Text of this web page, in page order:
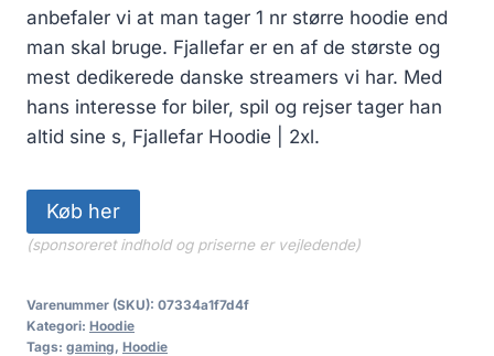
anbefaler vi at man tager 1 nr større hoodie end
man skal bruge. Fjallefar er en af de største og
mest dedikerede danske streamers vi har. Med
hans interesse for biler, spil og rejser tager han
altid sine s, Fjallefar Hoodie | 2xl.
Køb her
(sponsoreret indhold og priserne er vejledende)
Varenummer (SKU): 07334a1f7d4f
Kategori: Hoodie
Tags: gaming, Hoodie